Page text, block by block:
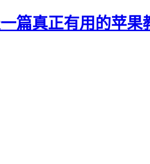
篇真正有用的苹果